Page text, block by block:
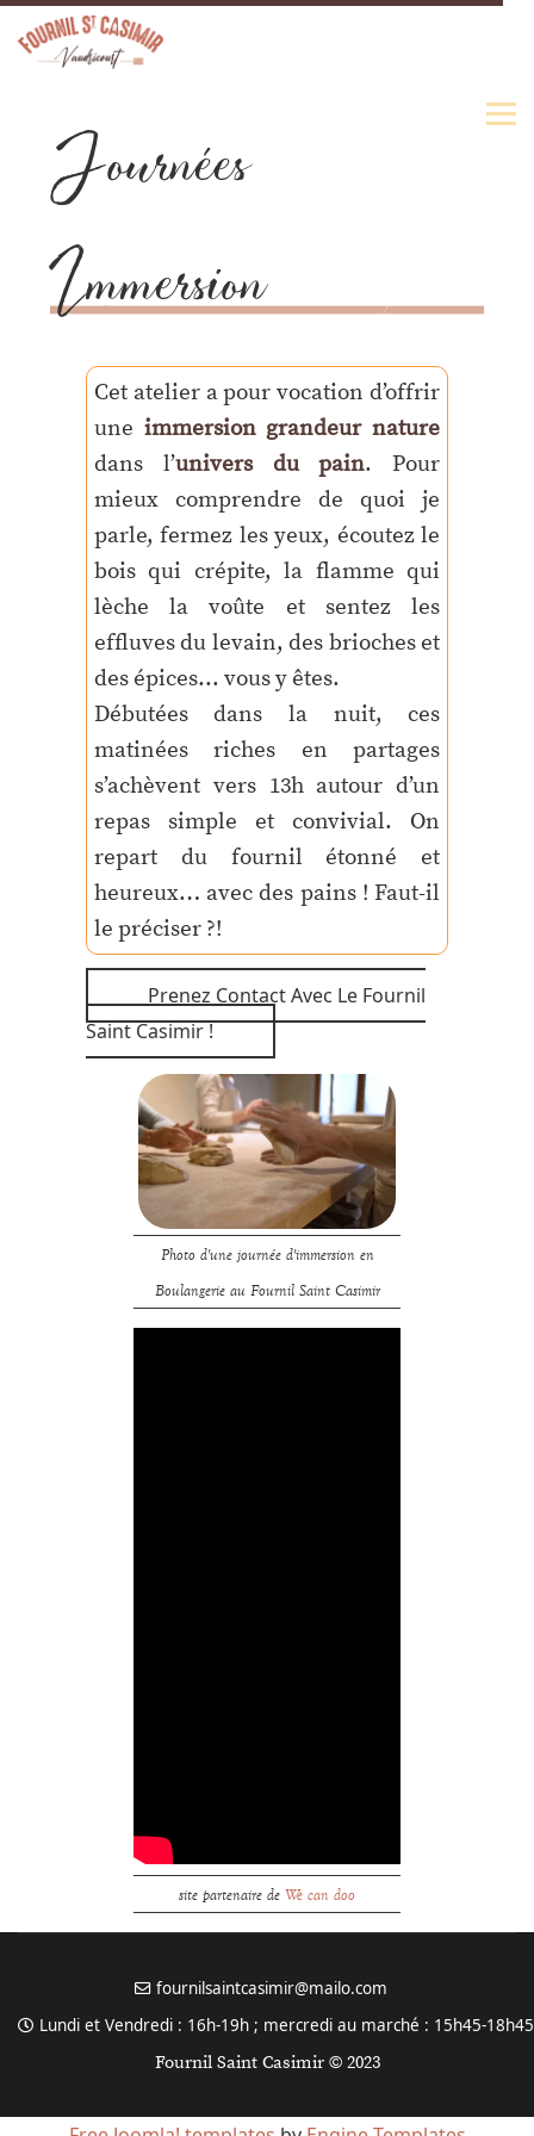
Journées
Immersion
Cet atelier a pour vocation d’offrir
une immersion grandeur nature
dans l’univers du pain. Pour
mieux comprendre de quoi je
parle, fermez les yeux, écoutez le
bois qui crépite, la flamme qui
lèche la voûte et sentez les
effluves du levain, des brioches et
des épices... vous y êtes.
Débutées dans la nuit, ces
matinées riches en partages
s’achèvent vers 13h autour d’un
repas simple et convivial. On
repart du fournil étonné et
heureux… avec des pains ! Faut-il
le préciser ?!
Prenez Contact Avec Le Fournil
Saint Casimir !
Photo d'une journée d'immersion en
Boulangerie au Fournil Saint Casimir
site partenaire de We can doo
fournilsaintcasimir@mailo.com
Lundi et Vendredi : 16h-19h ; mercredi au marché : 15h45-18h45
Fournil Saint Casimir © 2023